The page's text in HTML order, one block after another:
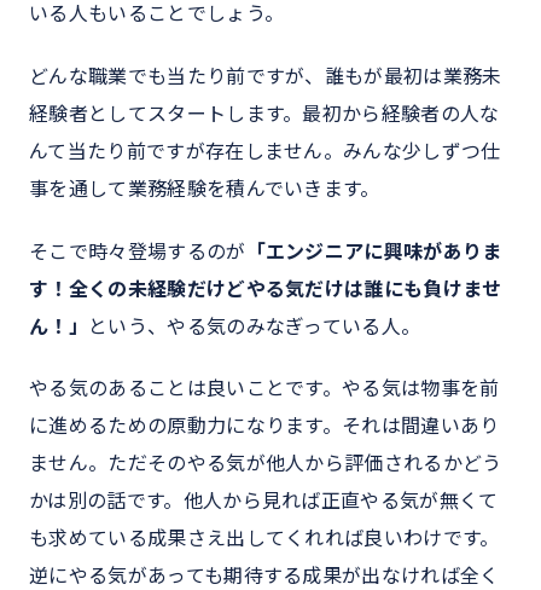
いる人もいることでしょう。
どんな職業でも当たり前ですが、誰もが最初は業務未
経験者としてスタートします。最初から経験者の人な
んて当たり前ですが存在しません。みんな少しずつ仕
事を通して業務経験を積んでいきます。
そこで時々登場するのが 「エンジニアに興味がありま
す！全くの未経験だけどやる気だけは誰にも負けませ
ん！」
という、やる気のみなぎっている人。
やる気のあることは良いことです。やる気は物事を前
に進めるための原動力になります。それは間違いあり
ません。ただそのやる気が他人から評価されるかどう
かは別の話です。他人から見れば正直やる気が無くて
も求めている成果さえ出してくれれば良いわけです。
逆にやる気があっても期待する成果が出なければ全く